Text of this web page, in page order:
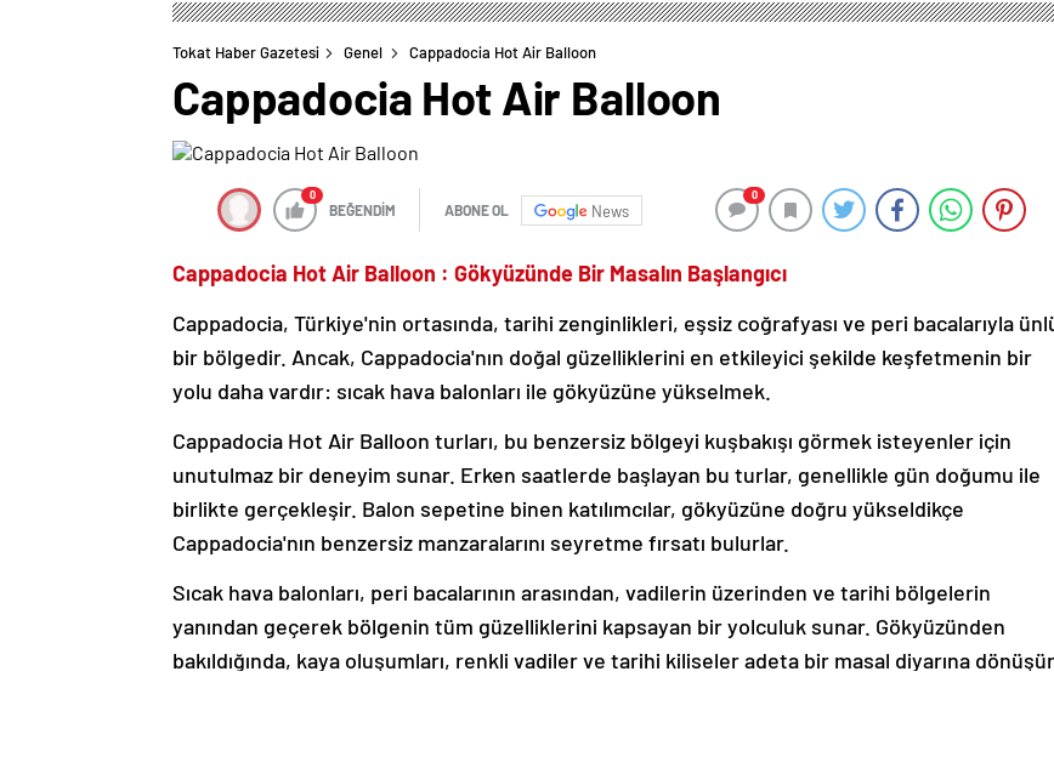
Tokat Haber Gazetesi Genel Cappadocia Hot Air Balloon
Cappadocia Hot Air Balloon
0
BEĞENDİM ABONE OL News
0
Cappadocia Hot Air Balloon : Gökyüzünde Bir Masalın Başlangıcı
Cappadocia, Türkiye'nin ortasında, tarihi zenginlikleri, eşsiz coğrafyası ve peri bacalarıyla
bir bölgedir. Ancak, Cappadocia'nın doğal güzelliklerini en etkileyici şekilde keşfetmenin bir
yolu daha vardır: sıcak hava balonları ile gökyüzüne yükselmek.
Cappadocia Hot Air Balloon turları, bu benzersiz bölgeyi kuşbakışı görmek isteyenler için
unutulmaz bir deneyim sunar. Erken saatlerde başlayan bu turlar, genellikle gün doğumu ile
birlikte gerçekleşir. Balon sepetine binen katılımcılar, gökyüzüne doğru yükseldikçe
Cappadocia'nın benzersiz manzaralarını seyretme fırsatı bulurlar.
Sıcak hava balonları, peri bacalarının arasından, vadilerin üzerinden ve tarihi bölgelerin
yanından geçerek bölgenin tüm güzelliklerini kapsayan bir yolculuk sunar. Gökyüzünden
bakıldığında, kaya oluşumları, renkli vadiler ve tarihi kiliseler adeta bir masal diyarına